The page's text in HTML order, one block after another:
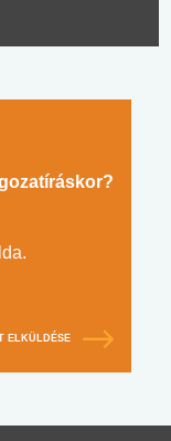
ELKÜLDÉSE